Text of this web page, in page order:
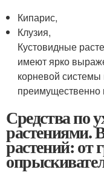
Кипарис,
Клузия,
Кустовидные
имеют ярко
корневой системы
преимущественно
Средства по
растениями.
растений: от